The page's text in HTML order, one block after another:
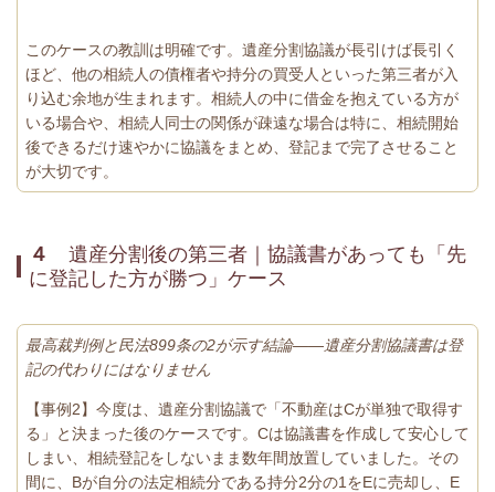
このケースの教訓は明確です。遺産分割協議が長引けば長引く
ほど、他の相続人の債権者や持分の買受人といった第三者が入
り込む余地が生まれます。相続人の中に借金を抱えている方が
いる場合や、相続人同士の関係が疎遠な場合は特に、相続開始
後できるだけ速やかに協議をまとめ、登記まで完了させること
が大切です。
４ 遺産分割後の第三者｜協議書があっても「先
に登記した方が勝つ」ケース
最高裁判例と民法899条の2が示す結論——遺産分割協議書は登
記の代わりにはなりません
【事例2】今度は、遺産分割協議で「不動産はCが単独で取得す
る」と決まった後のケースです。Cは協議書を作成して安心して
しまい、相続登記をしないまま数年間放置していました。その
間に、Bが自分の法定相続分である持分2分の1をEに売却し、E